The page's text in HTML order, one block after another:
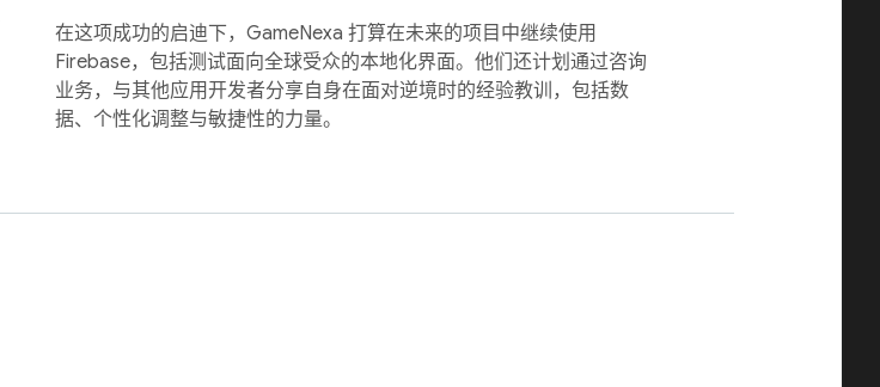
在这项成功的启迪下，GameNexa 打算在未来的项目中继续使用
Firebase，包括测试面向全球受众的本地化界面。他们还计划通过咨询
业务，与其他应用开发者分享自身在面对逆境时的经验教训，包括数
据、个性化调整与敏捷性的力量。